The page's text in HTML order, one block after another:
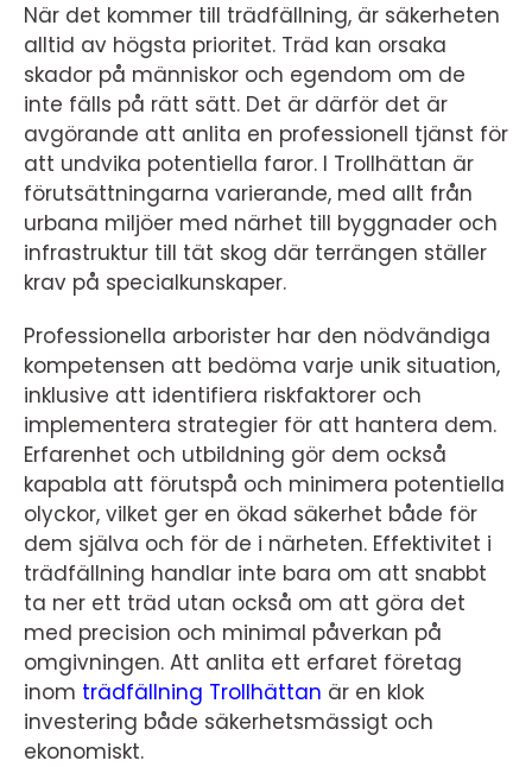
När det kommer till trädfällning, är säkerheten
alltid av högsta prioritet. Träd kan orsaka
skador på människor och egendom om de
inte fälls på rätt sätt. Det är därför det är
avgörande att anlita en professionell tjänst för
att undvika potentiella faror. I Trollhättan är
förutsättningarna varierande, med allt från
urbana miljöer med närhet till byggnader och
infrastruktur till tät skog där terrängen ställer
krav på specialkunskaper.
Professionella arborister har den nödvändiga
kompetensen att bedöma varje unik situation,
inklusive att identifiera riskfaktorer och
implementera strategier för att hantera dem.
Erfarenhet och utbildning gör dem också
kapabla att förutspå och minimera potentiella
olyckor, vilket ger en ökad säkerhet både för
dem själva och för de i närheten. Effektivitet i
trädfällning handlar inte bara om att snabbt
ta ner ett träd utan också om att göra det
med precision och minimal påverkan på
omgivningen. Att anlita ett erfaret företag
inom trädfällning Trollhättan är en klok
investering både säkerhetsmässigt och
ekonomiskt.